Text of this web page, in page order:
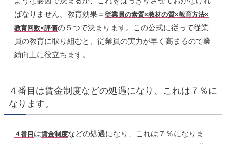
ばなりません。教育効果＝ 従業員の素質×教材の質×教育方法×
教育回数×評価の５つで決まります。この公式に従って従業
員の教育に取り組むと、従業員の実力が早く高まるので業
績向上に役立ちます。
４番目は賃金制度などの処遇になり、これは７％に
なります。
４番目 は賃金制度などの処遇になり、これは７％になりま